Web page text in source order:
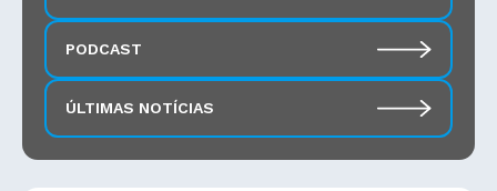
PODCAST
ÚLTIMAS NOTÍCIAS